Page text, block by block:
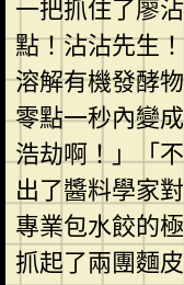
一把抓住了廖
點！沾沾先生
溶解有機發酵
零點一秒內變
浩劫啊！」「
出了醬料學家
專業包水餃的
抓起了兩團麵